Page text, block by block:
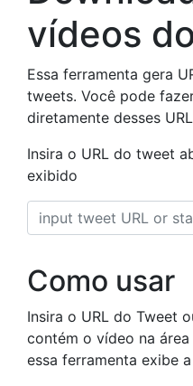
vídeos
Essa ferramenta gera
tweets. Você pode
diretamente desses
Insira o URL do tweet
exibido
Como usar
Insira o URL do Tweet
contém o vídeo na
essa ferramenta exibe